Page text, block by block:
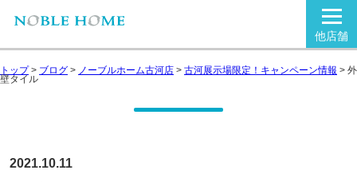
他店舗
トップ> ブログ > ノーブルホーム古河店 > 古河展示場限定！キャンペーン情報 > 外
壁タイル
2021.10.11